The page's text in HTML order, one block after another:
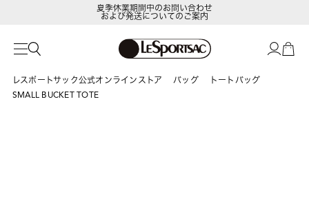
夏季休業期間中のお問い合わせ
および発送についてのご案内
レスポートサック公式オンラインストア バッグ
トートバッグ
SMALL BUCKET TOTE